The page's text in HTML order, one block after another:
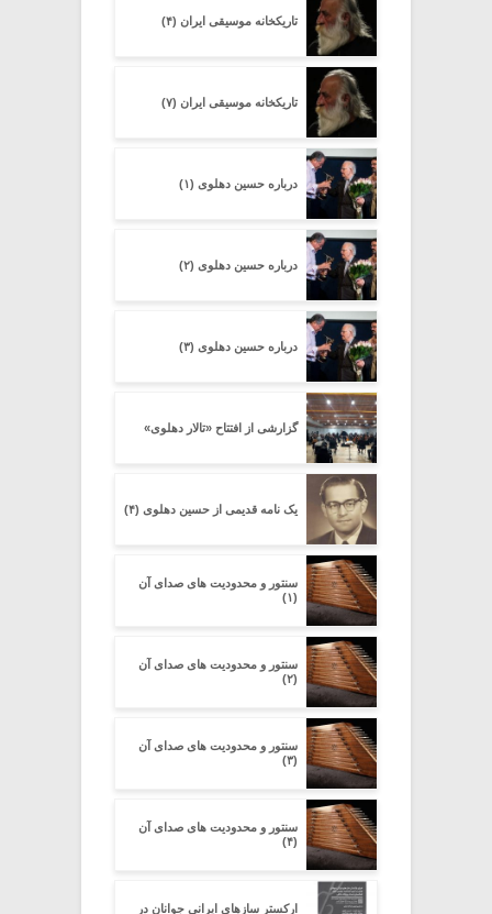
تاریکخانه موسیقی ایران (۴)
تاریکخانه موسیقی ایران (۷)
درباره حسین دهلوی (۱)
درباره حسین دهلوی (۲)
درباره حسین دهلوی (۳)
گزارشی از افتتاح «تالار دهلوی»
یک نامه قدیمی از حسین دهلوی (۴)
سنتور و محدودیت‌ های صدای آن
(۱)
سنتور و محدودیت‌ های صدای آن
(۲)
سنتور و محدودیت‌ های صدای آن
(۳)
سنتور و محدودیت‌ های صدای آن
(۴)
ارکستر سازهای ایرانی جوانان در